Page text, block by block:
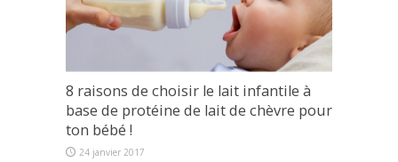
8 raisons de choisir le lait infantile à
base de protéine de lait de chèvre pour
ton bébé !
24 janvier 2017